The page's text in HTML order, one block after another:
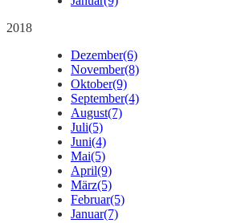
2018
Dezember(6)
November(8)
Oktober(9)
September(4)
August(7)
Juli(5)
Juni(4)
Mai(5)
April(9)
März(5)
Februar(5)
Januar(7)